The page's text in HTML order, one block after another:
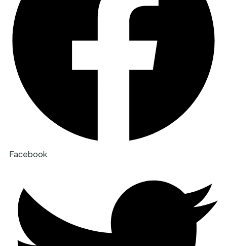
Facebook